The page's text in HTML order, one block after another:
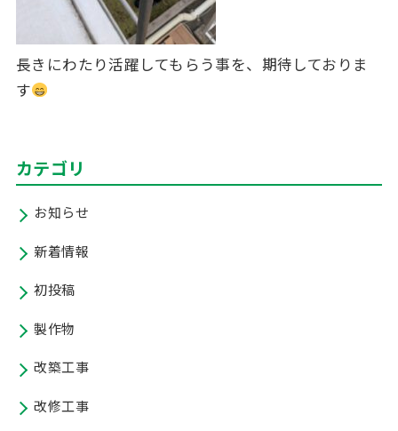
長きにわたり活躍してもらう事を、期待しておりま
す
カテゴリ
お知らせ
新着情報
初投稿
製作物
改築工事
改修工事